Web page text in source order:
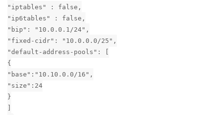
"iptables" : false,
"ip6tables" : false,
"bip": "10.0.0.1/24",
"fixed-cidr": "10.0.0.0/25",
"default-address-pools": [
{
"base":"10.10.0.0/16",
"size":24
}
]